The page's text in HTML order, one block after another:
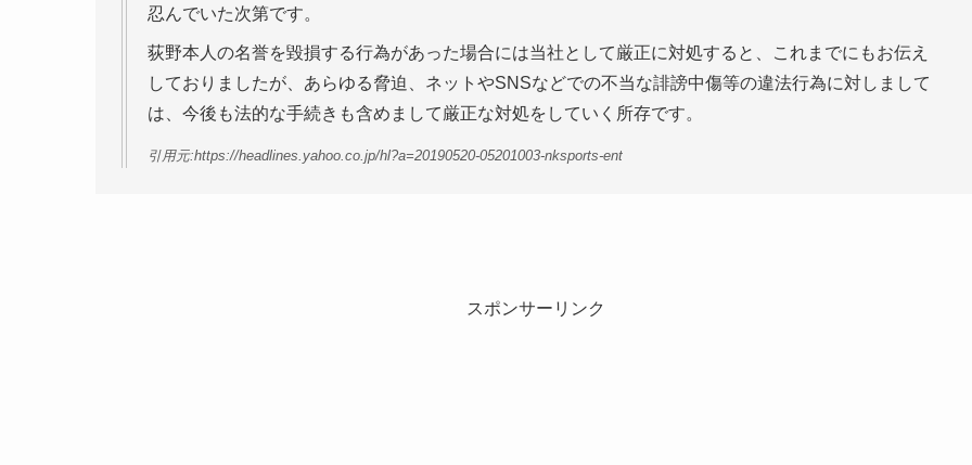
忍んでいた次第です。
荻野本人の名誉を毀損する行為があった場合には当社として厳正に対処すると、これまでにもお伝え
しておりましたが、あらゆる脅迫、ネットやSNSなどでの不当な誹謗中傷等の違法行為に対しまして
は、今後も法的な手続きも含めまして厳正な対処をしていく所存です。
引用元:https://headlines.yahoo.co.jp/hl?a=20190520-05201003-nksports-ent
スポンサーリンク